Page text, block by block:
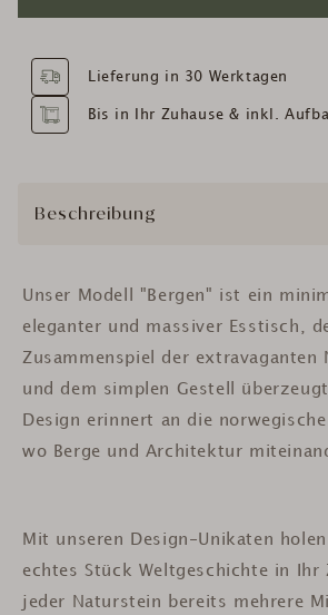
Lieferung in 30 Werktagen
Bis in Ihr Zuhause & inkl.
Beschreibung
Unser Modell "Bergen" ist ein
eleganter und massiver Esstisch,
Zusammenspiel der extravaganten
und dem simplen Gestell
Design erinnert an die
wo Berge und Architektur
Mit unseren Design-Unikaten
echtes Stück Weltgeschichte in Ihr
jeder Naturstein bereits mehrere